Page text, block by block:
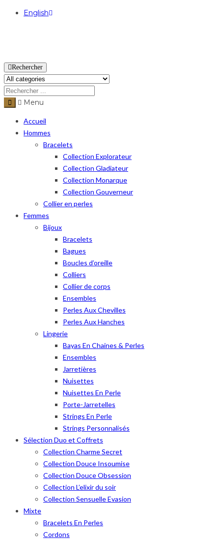
English
Rechercher
Menu
Accueil
Hommes
Bracelets
Collection Explorateur
Collection Gladiateur
Collection Monarque
Collection Gouverneur
Collier en perles
Femmes
Bijoux
Bracelets
Bagues
Boucles d’oreille
Colliers
Collier de corps
Ensembles
Perles Aux Chevilles
Perles Aux Hanches
Lingerie
Bayas En Chaines & Perles
Ensembles
Jarretières
Nuisettes
Nuisettes En Perle
Porte-Jarretelles
Strings En Perle
Strings Personnalisés
Sélection Duo et Coffrets
Collection Charme Secret
Collection Douce Insoumise
Collection Douce Obsession
Collection L’elixir du soir
Collection Sensuelle Evasion
Mixte
Bracelets En Perles
Cordons